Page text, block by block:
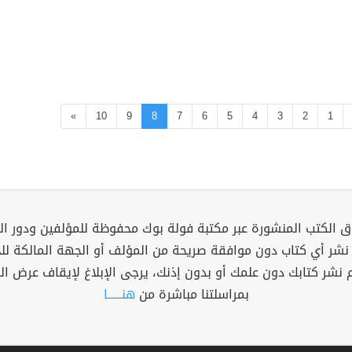
1
2
3
4
5
6
7
8
9
10
»
الكتب المنشورة عبر مكتبة فولة بوك محفوظة للمؤلفين ودور
نشر أي كتاب دون موافقة صريحة من المؤلف أو الجهة المالكة
نشر كتابك دون علمك أو بدون إذنك، يرجى الإبلاغ لإيقاف عرض
بمراسلتنا مباشرة من هنــــــا